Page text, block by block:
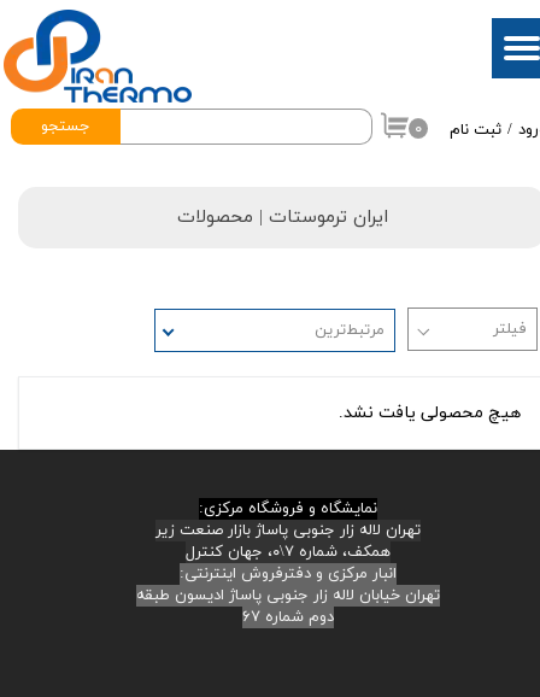
/ ثبت نام
حساب کاربری من
خروج از حساب کاربری
جستجو ۰
ایران ترموستات | محصولات
مرتبط‌ترین
هیچ محصولی یافت نشد.
نمایشگاه و فروشگاه مرکزی:
تهران لاله زار جنوبی پاساژ بازار صنعت زیر
همکف، شماره ۷\۰، جهان کنترل
انبار مرکزی و دفترفروش اینترنتی:
تهران خیابان لاله زار جنوبی پاساژ ادیسون طبقه
دوم شماره ۶۷